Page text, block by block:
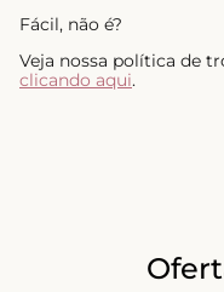
Fácil, não é?
Veja nossa política de
clicando aqui.